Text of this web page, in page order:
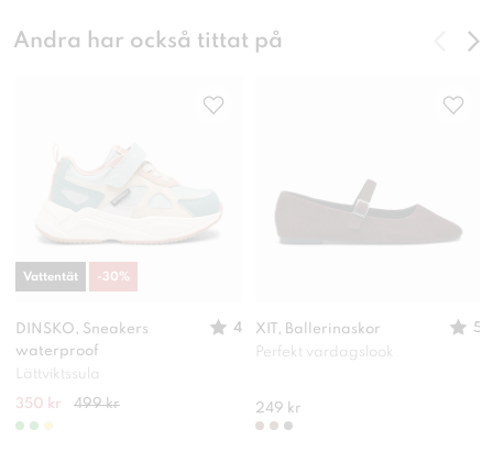
Andra har också tittat på
DINSKO, Sneakers
waterproof
4
Lättviktssula
350 kr 499 kr
Vattentät -30%
XIT, Ballerinaskor
5
Perfekt vardagslook
249 kr